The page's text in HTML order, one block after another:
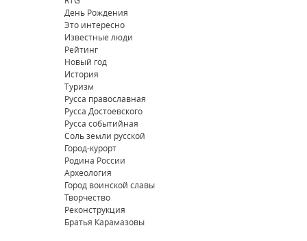
День Рождения
Это интересно
Известные люди
Рейтинг
Новый год
История
Туризм
Русса православная
Русса Достоевского
Русса событийная
Соль земли русской
Город-курорт
Родина России
Археология
Город воинской славы
Творчество
Реконструкция
Братья Карамазовы